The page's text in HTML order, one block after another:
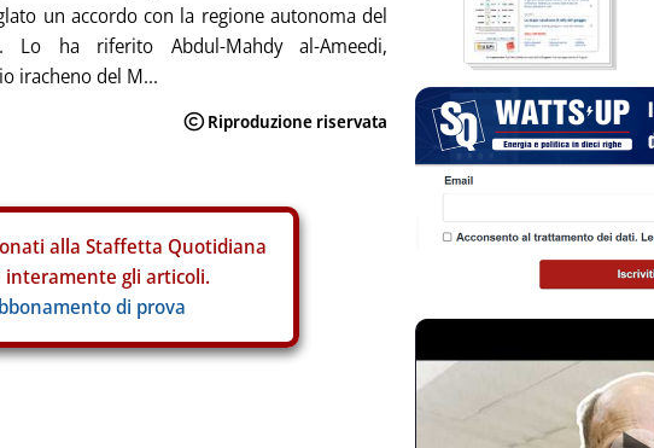
un accordo con la regione autonoma del
Lo ha riferito Abdul-Mahdy al-Ameedi,
iracheno del M...
alla Staffetta Quotidiana
interamente gli articoli.
di prova